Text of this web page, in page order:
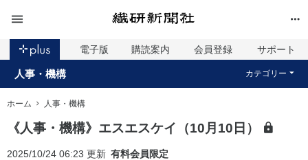
電子版 購読案内 会員登録 サポート
人事・機構 カテゴリー
ホーム 人事・機構
《人事・機構》エスエスケイ（10月10日）
2025/10/24 06:23 更新 有料会員限定